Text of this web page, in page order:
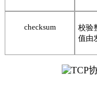
checksum
校验
值由